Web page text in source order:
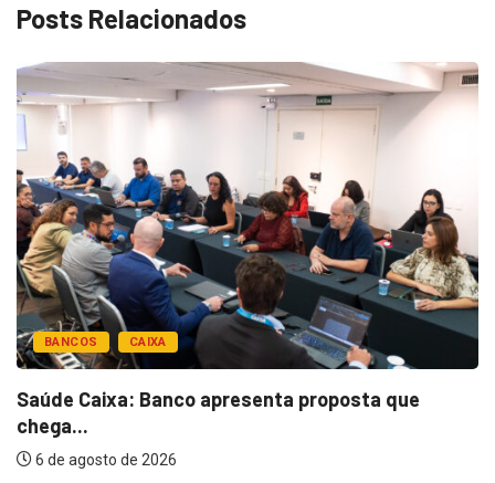
Posts Relacionados
BANCOS CAIXA
Saúde Caixa: Banco apresenta proposta que
chega...
6 de agosto de 2026